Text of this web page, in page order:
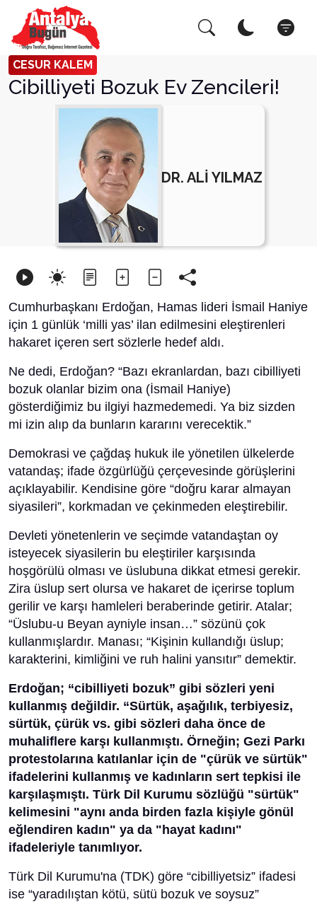
CESUR KALEM
Cibilliyeti Bozuk Ev Zencileri!
DR. ALİ YILMAZ
Cumhurbaşkanı Erdoğan, Hamas lideri İsmail Haniye
için 1 günlük ‘milli yas’ ilan edilmesini eleştirenleri
hakaret içeren sert sözlerle hedef aldı.
Ne dedi, Erdoğan? “Bazı ekranlardan, bazı cibilliyeti
bozuk olanlar bizim ona (İsmail Haniye)
gösterdiğimiz bu ilgiyi hazmedemedi. Ya biz sizden
mi izin alıp da bunların kararını verecektik.”
Demokrasi ve çağdaş hukuk ile yönetilen ülkelerde
vatandaş; ifade özgürlüğü çerçevesinde görüşlerini
açıklayabilir. Kendisine göre “doğru karar almayan
siyasileri”, korkmadan ve çekinmeden eleştirebilir.
Devleti yönetenlerin ve seçimde vatandaştan oy
isteyecek siyasilerin bu eleştiriler karşısında
hoşgörülü olması ve üslubuna dikkat etmesi gerekir.
Zira üslup sert olursa ve hakaret de içerirse toplum
gerilir ve karşı hamleleri beraberinde getirir. Atalar;
“Üslubu-u Beyan ayniyle insan…” sözünü çok
kullanmışlardır. Manası; “Kişinin kullandığı üslup;
karakterini, kimliğini ve ruh halini yansıtır” demektir.
Erdoğan; “cibilliyeti bozuk” gibi sözleri yeni
kullanmış değildir. “Sürtük, aşağılık, terbiyesiz,
sürtük, çürük vs. gibi sözleri daha önce de
muhaliflere karşı kullanmıştı. Örneğin; Gezi Parkı
protestolarına katılanlar için de "çürük ve sürtük"
ifadelerini kullanmış ve kadınların sert tepkisi ile
karşılaşmıştı. Türk Dil Kurumu sözlüğü "sürtük"
kelimesini "aynı anda birden fazla kişiyle gönül
eğlendiren kadın" ya da "hayat kadını"
ifadeleriyle tanımlıyor.
Türk Dil Kurumu'na (TDK) göre “cibilliyetsiz” ifadesi
ise “yaradılıştan kötü, sütü bozuk ve soysuz”
Arama Yap! Kapat